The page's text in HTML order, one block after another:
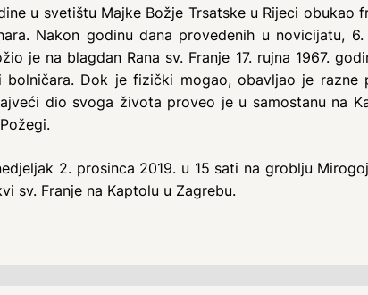
u svetištu Majke Božje Trsatske u Rijeci
Nakon godinu dana provedenih u novicijatu,
je na blagdan Rana sv. Franje 17. rujna 1967.
bolničara. Dok je fizički mogao, obavljao je
dio svoga života proveo je u samostanu na
2. prosinca 2019. u 15 sati na groblju
sv. Franje na Kaptolu u Zagrebu.